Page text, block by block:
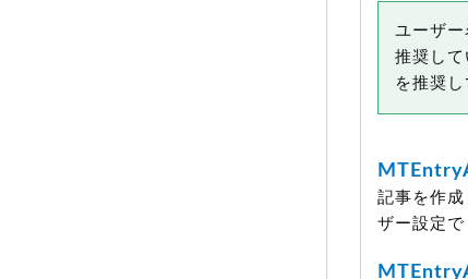
ユーザ
推奨し
を推奨し
記事を作
ザー設定で